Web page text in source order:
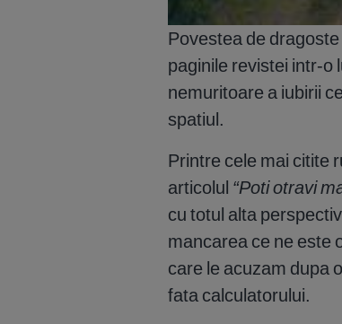
Povestea de
paginile revistei intr-o
nemuritoare a iubirii
spatiul.
Printre cele mai citite
articolul “Poti otravi
cu totul alta
mancarea ce ne este
care le acuzam dupa
fata calculatorului.